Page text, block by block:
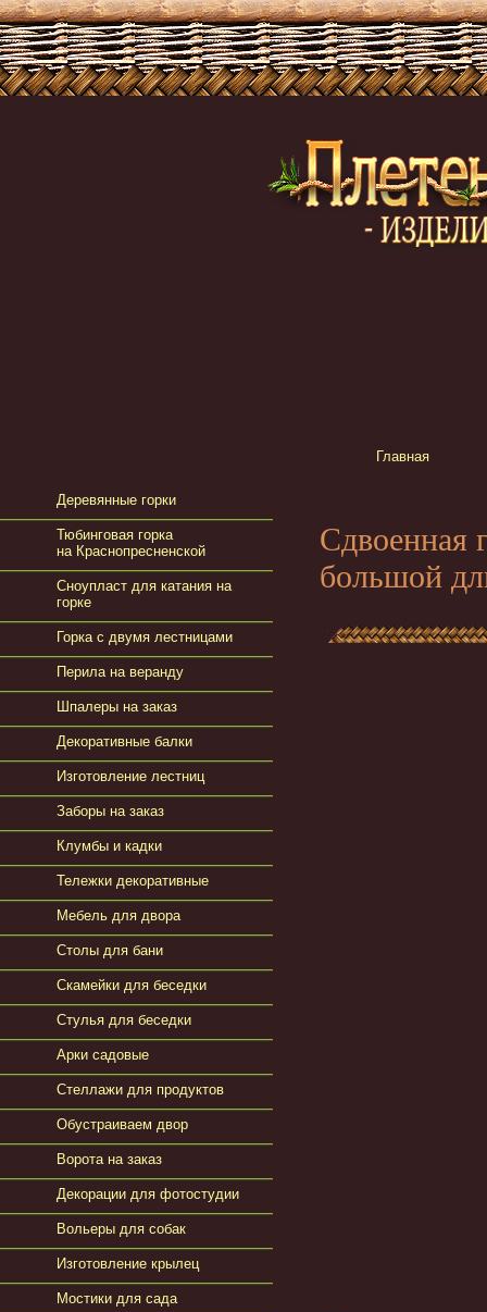
Деревянные горки
Тюбинговая горка
на Краснопресненской
Сноупласт для катания на
горке
Горка с двумя лестницами
Перила на веранду
Шпалеры на заказ
Декоративные балки
Изготовление лестниц
Заборы на заказ
Клумбы и кадки
Тележки декоративные
Мебель для двора
Столы для бани
Скамейки для беседки
Стулья для беседки
Арки садовые
Стеллажи для продуктов
Обустраиваем двор
Ворота на заказ
Декорации для фотостудии
Вольеры для собак
Изготовление крылец
Мостики для сада
Главная
Сдвоенная
большой